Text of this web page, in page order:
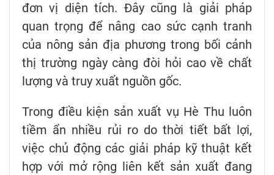
đơn vị diện tích. Đây cũng là giải pháp
quan trọng để nâng cao sức cạnh tranh
của nông sản địa phương trong bối cảnh
thị trường ngày càng đòi hỏi cao về chất
lượng và truy xuất nguồn gốc.
Trong điều kiện sản xuất vụ Hè Thu luôn
tiềm ẩn nhiều rủi ro do thời tiết bất lợi,
việc chủ động các giải pháp kỹ thuật kết
hợp với mở rộng liên kết sản xuất đang